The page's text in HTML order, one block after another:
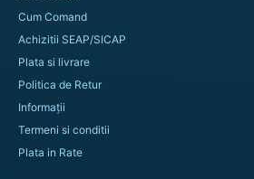
Cum Comand
Achizitii SEAP/SICAP
Plata si livrare
Politica de Retur
Informații
Termeni si conditii
Plata in Rate